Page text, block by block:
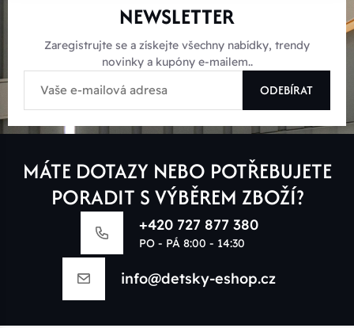
NEWSLETTER
Zaregistrujte se a získejte všechny nabídky, trendy
novinky a kupóny e-mailem..
ODEBÍRAT
MÁTE DOTAZY NEBO POTŘEBUJETE
PORADIT S VÝBĚREM ZBOŽÍ?
+420 727 877 380
PO - PÁ 8:00 - 14:30
info@detsky-eshop.cz